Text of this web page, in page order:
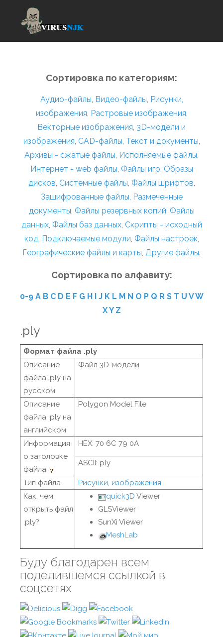
Сортировка по категориям:
Аудио-файлы, Видео-файлы, Рисунки,
изображения, Растровые изображения,
Векторные изображения, 3D-модели и
изображения, CAD-файлы, Текст и документы,
Архивы - сжатые файлы, Исполняемые файлы,
Интернет - web файлы, Файлы игр, Образы
дисков, Системные файлы, Файлы шрифтов,
Зашифрованные файлы, Размеченные
документы, Файлы резервных копий, Файлы
данных, Файлы баз данных, Скрипты - исходный
код, Подключаемые модули, Файлы настроек,
Географические файлы и карты, Другие файлы.
Сортировка по алфавиту:
0-9 A B C D E F G H I J K L M N O P Q R S T U VW
XY Z
.ply
Формат файла .ply
Описание
файла .ply на
русском
Файл 3D-модели
Описание
файла .ply на
английском
Polygon Model File
Информация
о заголовке
файла
HEX: 70 6C 79 0A
ASCII: ply
Тип файла
Рисунки, изображения
Как, чем
открыть файл
.ply?
quick3D Viewer
GLSViewer
SunXi Viewer
MeshLab
Буду благодарен всем
поделившемся ссылкой в
соцсетях